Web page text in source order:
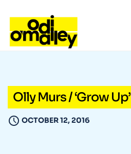
Olly Murs / ‘Grow Up’
OCTOBER 12, 2016